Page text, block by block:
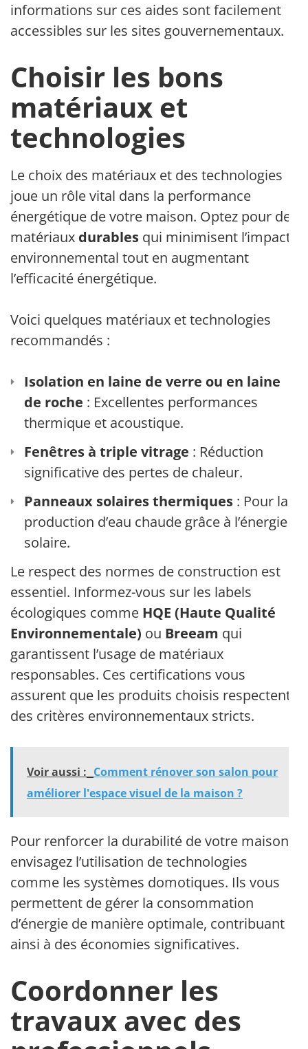
informations sur ces aides sont facilement
accessibles sur les sites gouvernementaux.
Choisir les bons
matériaux et
technologies
Le choix des matériaux et des technologies
joue un rôle vital dans la performance
énergétique de votre maison. Optez pour des
matériaux durables qui minimisent l’impact
environnemental tout en augmentant
l’efficacité énergétique.
Voici quelques matériaux et technologies
recommandés :
Isolation en laine de verre ou en laine
de roche : Excellentes performances
thermique et acoustique.
Fenêtres à triple vitrage : Réduction
significative des pertes de chaleur.
Panneaux solaires thermiques : Pour la
production d’eau chaude grâce à l’énergie
solaire.
Le respect des normes de construction est
essentiel. Informez-vous sur les labels
écologiques comme HQE (Haute Qualité
Environnementale) ou Breeam qui
garantissent l’usage de matériaux
responsables. Ces certifications vous
assurent que les produits choisis respectent
des critères environnementaux stricts.
Voir aussi : Comment rénover son salon pour
améliorer l'espace visuel de la maison ?
Pour renforcer la durabilité de votre maison,
envisagez l’utilisation de technologies
comme les systèmes domotiques. Ils vous
permettent de gérer la consommation
d’énergie de manière optimale, contribuant
ainsi à des économies significatives.
Coordonner les
travaux avec des